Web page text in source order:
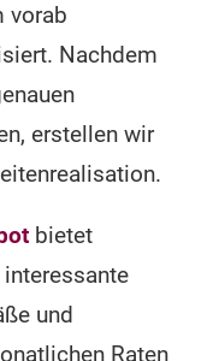
vorab
Nachdem
erstellen wir
bietet
und
Raten